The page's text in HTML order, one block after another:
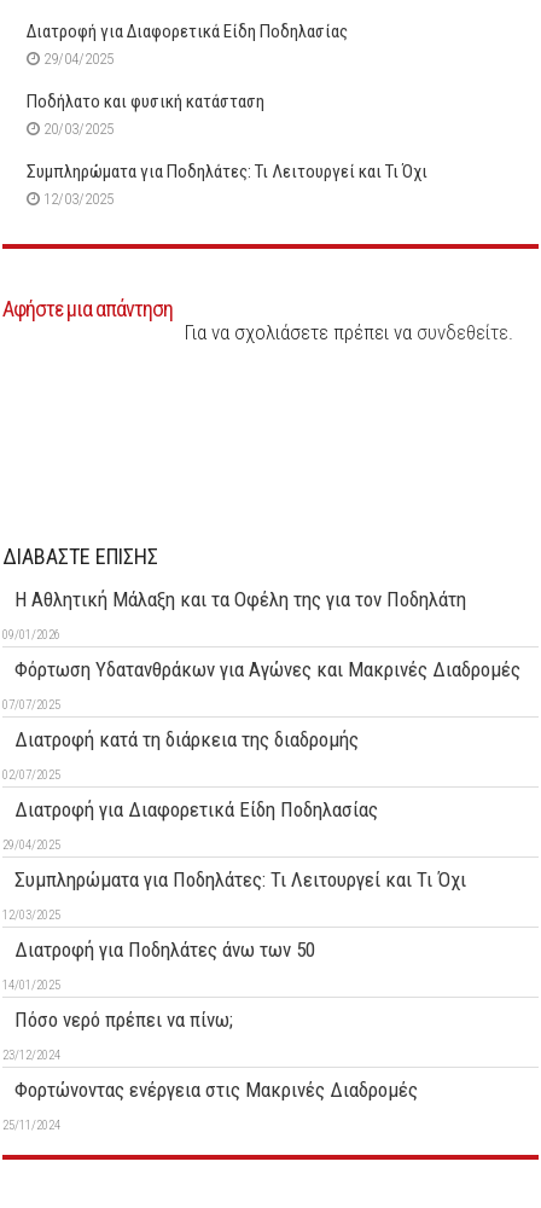
Διατροφή για Διαφορετικά Είδη Ποδηλασίας
29/04/2025
Ποδήλατο και φυσική κατάσταση
20/03/2025
Συμπληρώματα για Ποδηλάτες: Τι Λειτουργεί και Τι Όχι
12/03/2025
Αφήστε μια απάντηση
Για να σχολιάσετε πρέπει να συνδεθείτε.
ΔΙΑΒΑΣΤΕ ΕΠΙΣΗΣ
Η Αθλητική Μάλαξη και τα Οφέλη της για τον Ποδηλάτη
09/01/2026
Φόρτωση Υδατανθράκων για Αγώνες και Μακρινές Διαδρομές
07/07/2025
Διατροφή κατά τη διάρκεια της διαδρομής
02/07/2025
Διατροφή για Διαφορετικά Είδη Ποδηλασίας
29/04/2025
Συμπληρώματα για Ποδηλάτες: Τι Λειτουργεί και Τι Όχι
12/03/2025
Διατροφή για Ποδηλάτες άνω των 50
14/01/2025
Πόσο νερό πρέπει να πίνω;
23/12/2024
Φορτώνοντας ενέργεια στις Μακρινές Διαδρομές
25/11/2024